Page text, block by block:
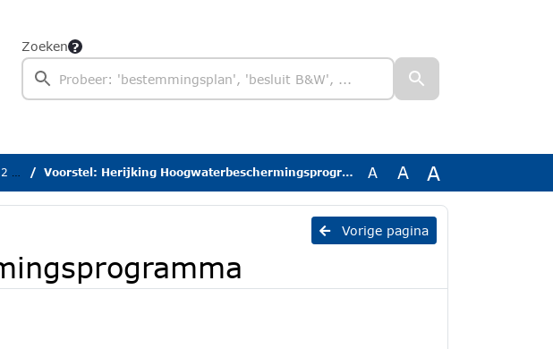
Zoeken
Voorstel: Herijking Hoogwaterbeschermingsprogramma A A A
Vorige pagina